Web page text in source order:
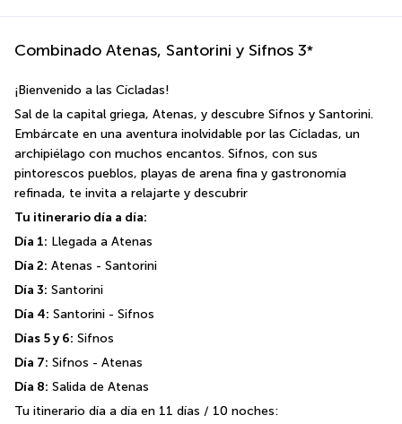
Combinado Atenas, Santorini y Sifnos 3*
¡Bienvenido a las Cícladas!
Sal de la capital griega, Atenas, y descubre Sifnos y Santorini.
Embárcate en una aventura inolvidable por las Cícladas, un
archipiélago con muchos encantos. Sifnos, con sus
pintorescos pueblos, playas de arena fina y gastronomía
refinada, te invita a relajarte y descubrir
Tu itinerario día a día:
Día 1: Llegada a Atenas
Día 2: Atenas - Santorini
Día 3: Santorini
Día 4: Santorini - Sifnos
Días 5 y 6: Sifnos
Día 7: Sifnos - Atenas
Día 8: Salida de Atenas
Tu itinerario día a día en 11 días / 10 noches: